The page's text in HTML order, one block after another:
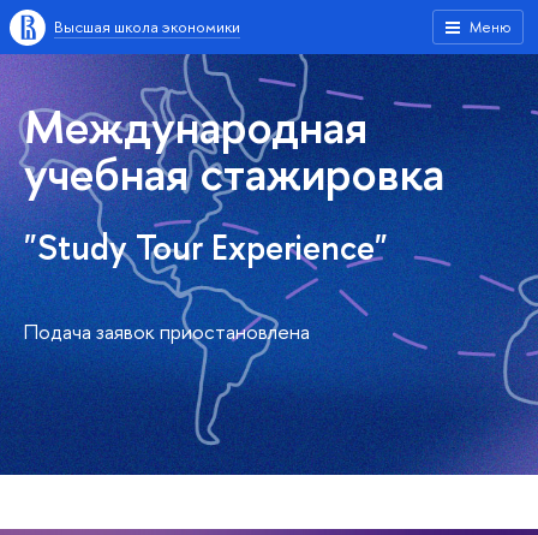
Меню
Высшая школа экономики
Международная
учебная стажировка
"Study Tour Experience"
Подача заявок приостановлена